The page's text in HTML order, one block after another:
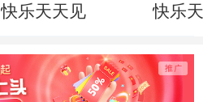
快乐天天见
快乐